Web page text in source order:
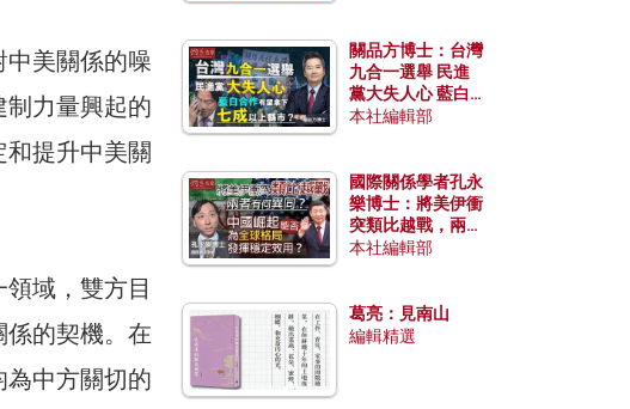
美關係的噪
力量興起的
提升中美關
域，雙方目
的契機。在
中方關切的
關品方博士：台灣
九合一選舉 民進
黨大失人心 藍白
合作有望拿下七成
本社編輯部
國際關係學者孔永
樂博士：將美伊衝
突類比越戰，兩者
有何異同？中國崛
本社編輯部
葛亮：見南山
編輯精選